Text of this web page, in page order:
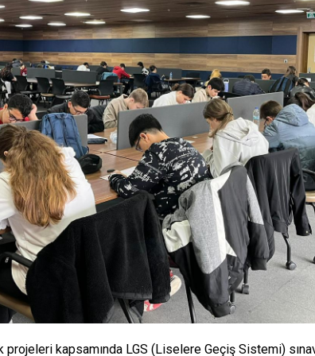
kapsamında LGS (Liselere Geçiş Sistemi)